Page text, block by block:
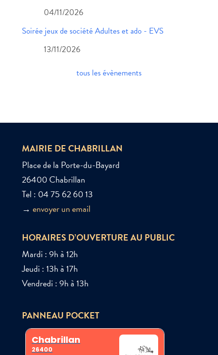
04/11/2026
Soirée jeux de société Adultes et ado - EVS
13/11/2026
tous les évènements
MAIRIE DE CHABRILLAN
Place de la Porte-du-Bayard
26400 Chabrillan
Tel : 04 75 62 60 13
→ envoyer un email
HORAIRES D’OUVERTURE AU PUBLIC
Mardi : 9h à 12h
Jeudi : 13h à 17h
Vendredi : 9h à 13h
PANNEAU POCKET